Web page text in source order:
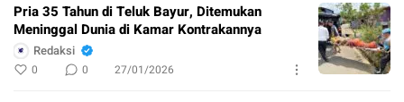
Pria 35 Tahun di Teluk Bayur, Ditemukan
Meninggal Dunia di Kamar Kontrakannya
Redaksi
0 0 27/01/2026